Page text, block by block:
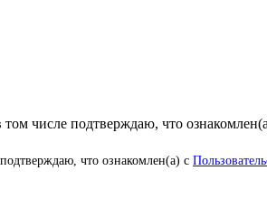
числе подтверждаю, что
что ознакомлен(а) с